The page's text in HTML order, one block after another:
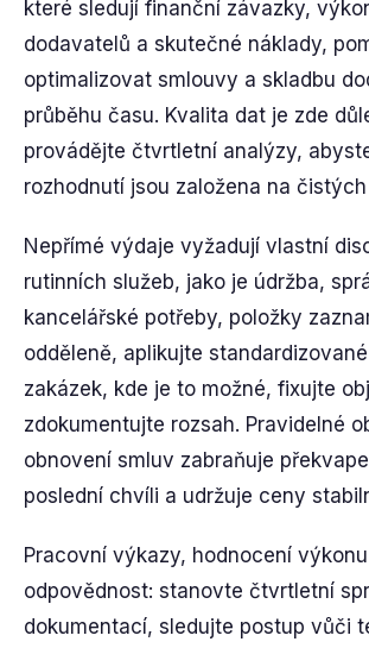
které sledují finanční závazky,
dodavatelů a skutečné náklady,
optimalizovat smlouvy a skladbu
průběhu času. Kvalita dat je zde
provádějte čtvrtletní analýzy,
rozhodnutí jsou založena na
Nepřímé výdaje vyžadují vlastní
rutinních služeb, jako je údržba,
kancelářské potřeby, položky
odděleně, aplikujte
zakázek, kde je to možné, fixujte
zdokumentujte rozsah. Pravidelné
obnovení smluv zabraňuje
poslední chvíli a udržuje ceny
Pracovní výkazy, hodnocení
odpovědnost: stanovte čtvrtletní
dokumentací, sledujte postup vůči